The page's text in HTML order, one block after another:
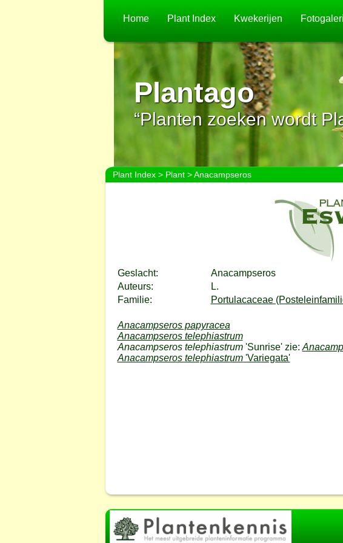
Home Plant Index Kwekerijen
Plantago
“Planten zoeken wordt
Plant Index> Plant> Anacampseros
Geslacht:
Anacampseros
Auteurs:
L.
Familie:
Portulacaceae
Anacampseros papyracea
Anacampseros telephiastrum
Anacampseros telephiastrum'Sunrise' zie:
Anacampseros telephiastrum'Variegata'